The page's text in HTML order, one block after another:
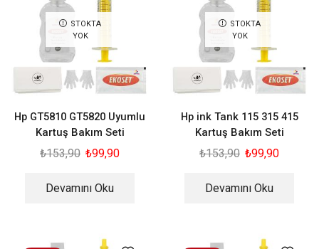
STOKTA
YOK
Hp GT5810 GT5820 Uyumlu
Kartuş Bakım Seti
₺153,90 ₺99,90
Devamını Oku
STOKTA
YOK
Hp ink Tank 115 315 415
Kartuş Bakım Seti
₺153,90 ₺99,90
Devamını Oku